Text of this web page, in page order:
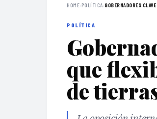
HOME›POLÍTICA›GOBERNADORES
POLÍTICA
que
de